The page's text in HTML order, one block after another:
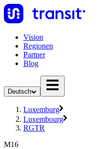
Vision
Regionen
Partner
Blog
Deutsch
Luxemburg
Luxembourg
RGTR
M16